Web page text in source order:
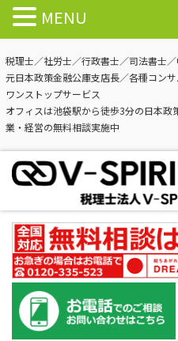
税理士／社労士／行政書士／司法書士
元日本政策金融公庫支店長／各種コン
ワンストップサービス
オフィスは池袋駅から徒歩3分の日本
業・経営の無料相談実施中
MENU